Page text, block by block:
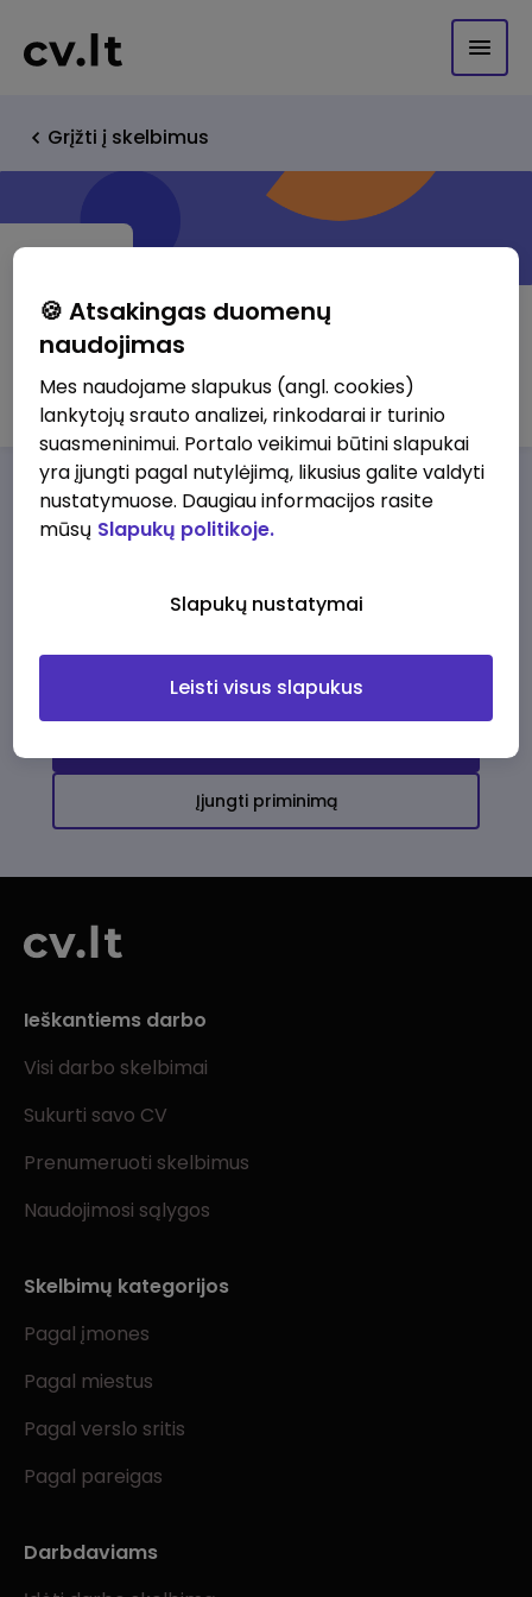
Grįžti į skelbimus
UAB "Fakto" autocentras
Darbo pasiūlymaiApie musPrivalumai
darbo pasiūlymų
Įjungti priminimą
Ieškantiems darbo
Visi darbo skelbimai
Sukurti savo CV
Prenumeruoti skelbimus
Naudojimosi sąlygos
Skelbimų kategorijos
Pagal įmones
Pagal miestus
Pagal verslo sritis
Pagal pareigas
Darbdaviams
🍪 Atsakingas duomenų
naudojimas
Mes naudojame slapukus (angl. cookies)
lankytojų srauto analizei, rinkodarai ir turinio
suasmeninimui. Portalo veikimui būtini slapukai
yra įjungti pagal nutylėjimą, likusius galite valdyti
nustatymuose. Daugiau informacijos rasite
mūsų Slapukų politikoje.
Slapukų nustatymai
Leisti visus slapukus